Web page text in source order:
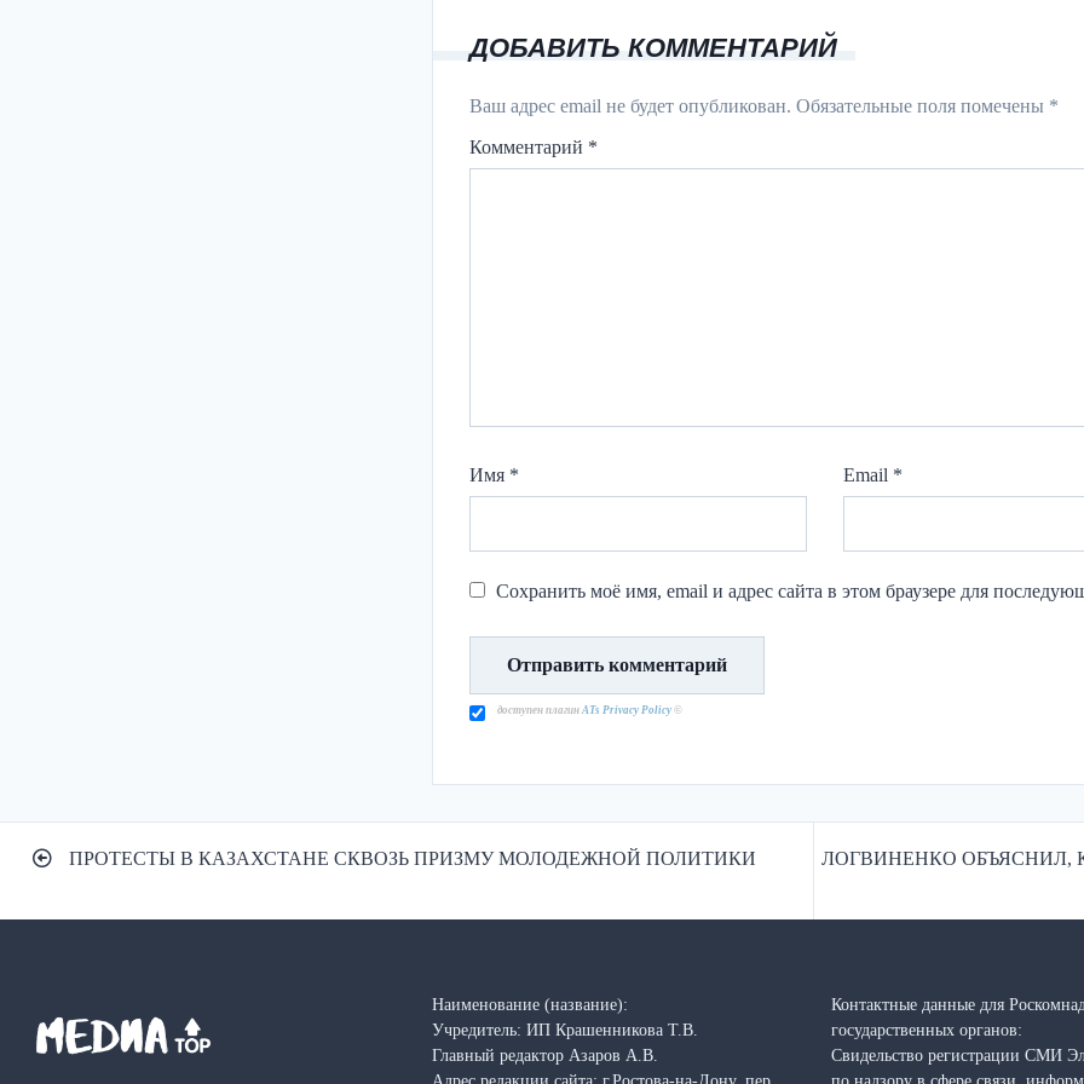
ДОБАВИТЬ КОММЕНТАРИЙ
Ваш адрес email не будет опубликован. Обязательные поля помечены *
Комментарий *
Имя * Email *
Сохранить моё имя, email и адрес сайта в этом браузере для
доступен плагин ATs Privacy Policy ©
Навигация
записям
ПРОТЕСТЫ В КАЗАХСТАНЕ СКВОЗЬ ПРИЗМУ МОЛОДЕЖНОЙ ПОЛИТИКИ ЛОГВИНЕНКО ОБЪЯСНИЛ,
Наименование (название):
Учредитель: ИП Крашенникова Т.В.
Главный редактор Азаров А.В.
Адрес редакции сайта: г.Ростова-на-Дону, пер.
Контактные данные для
государственных органов:
Свидельство регистрации СМИ
по надзору в сфере связи,